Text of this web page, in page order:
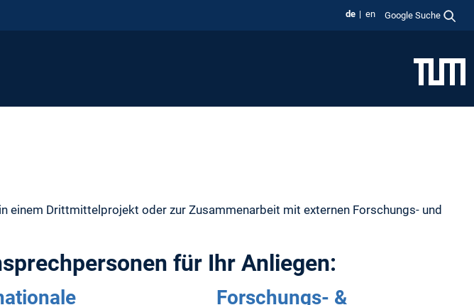
de en Google Suche
einem Drittmittelprojekt oder zur Zusammenarbeit mit externen Forschungs- und
für Ihr Anliegen:
Forschungs- &